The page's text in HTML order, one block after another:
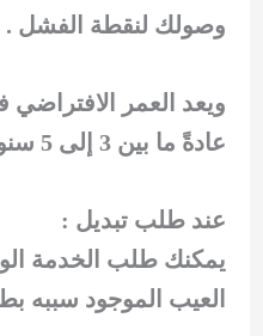
وصولك لنقطة الفشل .
ويعد العمر
عادةً ما بين 3 إلى 5 سنوات حسب نوع السيارة.
عند طلب تبديل :
يمكنك طلب الخدمة
العيب الموجود سببه